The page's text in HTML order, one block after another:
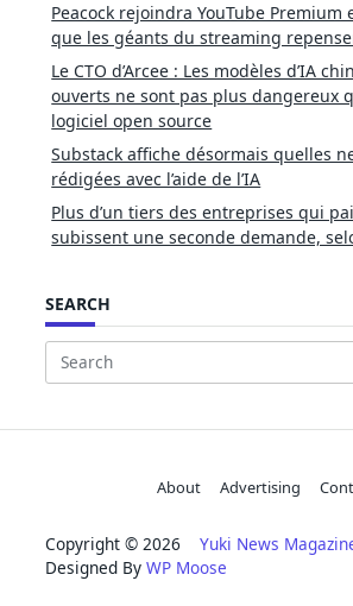
Peacock rejoindra YouTube Premium
que les géants du streaming
Le CTO d’Arcee : Les modèles d’IA
ouverts ne sont pas plus dangereux
logiciel open source
Substack affiche désormais quelles
rédigées avec l’aide de l’IA
Plus d’un tiers des entreprises qui
subissent une seconde demande,
SEARCH
Search
About Advertising
Copyright © 2026 Yuki News
Designed By WP Moose